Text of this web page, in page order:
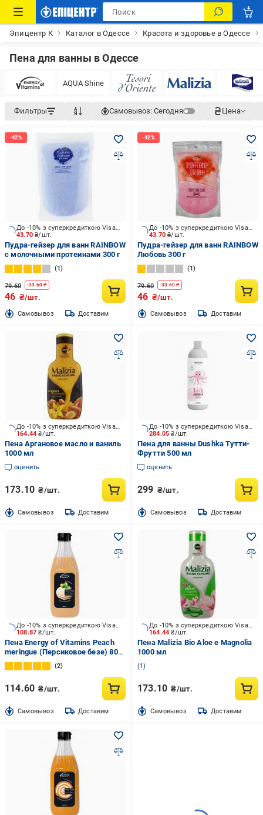
Эпицентр К Каталог в Одессе Красота и здоровье в Одессе
Пена для ванны в Одессе
AQUA Shine
Фильтры Самовывоз: Сегодня Цена
43.70₴/шт.
До -10% з суперкредиткою Visa Вигода
Пудра-гейзер для ванн RAINBOW
с молочными протеинами 300 г
1
79.60 -33.60 ₴
46 ₴/шт.
Cамовывоз Доставим
43.70₴/шт.
До -10% з суперкредиткою Visa Вигода
Пудра-гейзер для ванн RAINBOW
Любовь 300 г
1
79.60 -33.60 ₴
46 ₴/шт.
Cамовывоз Доставим
164.44₴/шт.
До -10% з суперкредиткою Visa Вигода
Пена Аргановое масло и ваниль
1000 мл
оценить
173.10 ₴/шт.
Cамовывоз Доставим
284.05₴/шт.
До -10% з суперкредиткою Visa Вигода
Пена для ванны Dushka Тутти-
Фрутти 500 мл
оценить
299 ₴/шт.
Cамовывоз Доставим
108.87₴/шт.
До -10% з суперкредиткою Visa Вигода
Пена Energy of Vitamins Peach
meringue (Персиковое безе) 800
мл
2
114.60 ₴/шт.
Cамовывоз Доставим
164.44₴/шт.
До -10% з суперкредиткою Visa Вигода
Пена Malizia Вio Aloe e Magnolia
1000 мл
1
173.10 ₴/шт.
Cамовывоз Доставим